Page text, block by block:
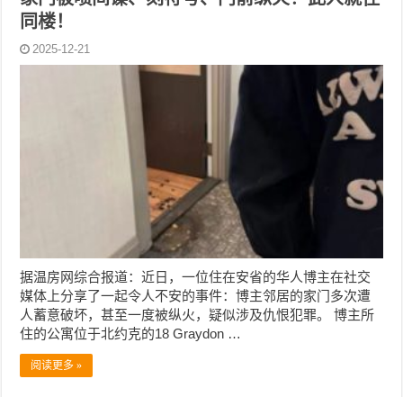
同楼！
2025-12-21
据温房网综合报道：近日，一位住在安省的华人博主在社交
媒体上分享了一起令人不安的事件：博主邻居的家门多次遭
人蓄意破坏，甚至一度被纵火，疑似涉及仇恨犯罪。 博主所
住的公寓位于北约克的18 Graydon …
阅读更多 »